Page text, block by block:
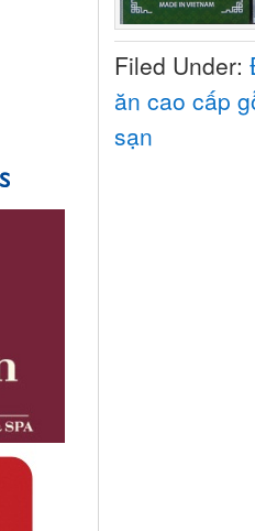
Filed Under:
ăn cao cấp
sạn